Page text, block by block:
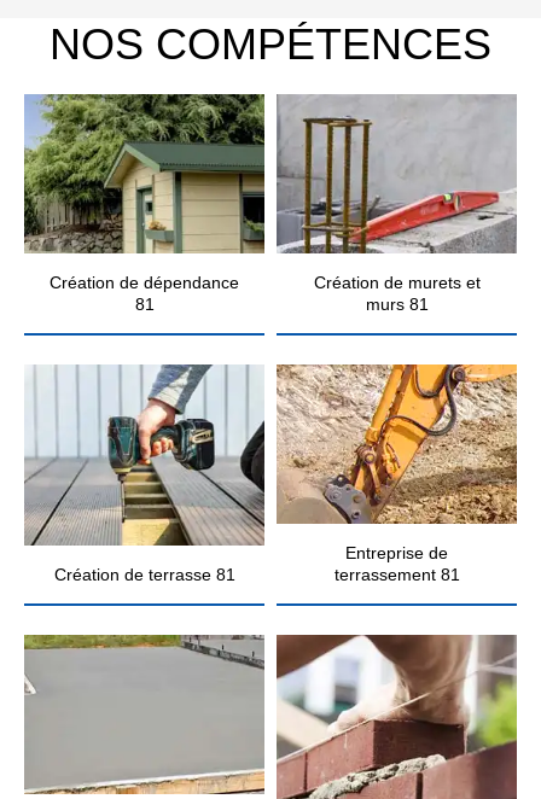
NOS COMPÉTENCES
Création de dépendance
81
Création de murets et
murs 81
Création de terrasse 81
Entreprise de
terrassement 81